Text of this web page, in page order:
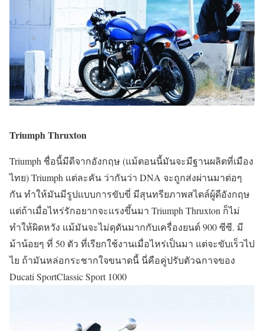
Triumph Thruxton
Triumph ชื่อนี้มีดีจากอังกฤษ (แม้ตอนนี้มันจะมีฐานผลิตที่เมือง
ไทย) Triumph แต่ละคัน ว่ากันว่า DNA จะถูกส่งผ่านมาต่อๆ
กัน ทำให้มันมีรูปแบบการขับขี่ มีสุนทรียภาพสไตล์ผู้ดีอังกฤษ
แต่ถ้าเมื่อไหร่รักอยากจะแรงขึ้นมา Triumph Thruxton ก็ไม่
ทำให้ผิดหวัง แม้มันจะไม่ดุดันมากกับเครื่องยนต์ 900 ซีซี. มี
ม้าน้อยๆ ที่ 50 ตัว ที่เรียกใช้งานเมื่อไหร่เป็นมา แต่จะขับเร็วไป
ไย ถ้ามันหล่อกระชากใจขนาดนี้ นี่คือคู่ปรับตัวฉกาจของ
Ducati SportClassic Sport 1000